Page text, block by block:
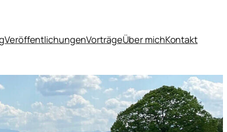
VeröffentlichungenVorträgeÜber michKontakt